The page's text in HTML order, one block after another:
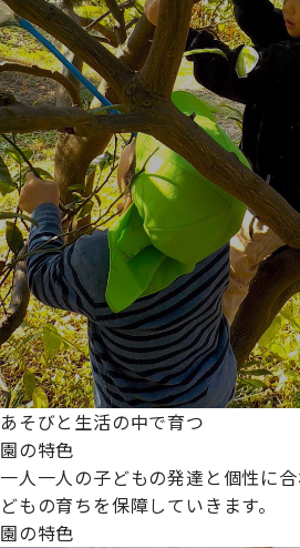
あそびと生活の中で育つ
園の特色
一人一人の子どもの発達と個性に
どもの育ちを保障していきます。
園の特色